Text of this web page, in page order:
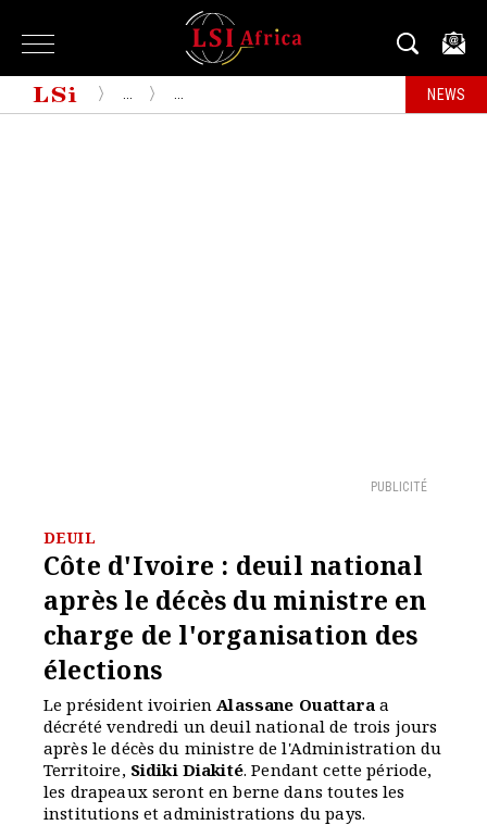
NEWS
PUBLICITÉ
DEUIL
Côte d'Ivoire : deuil national
après le décès du ministre en
charge de l'organisation des
élections
Le président ivoirienAlassane Ouattaraa
décrété vendredi un deuil national de trois jours
après le décès du ministre de l'Administration du
Territoire, Sidiki Diakité. Pendant cette période,
les drapeaux seront en berne dans toutes les
institutions et administrations du pays.